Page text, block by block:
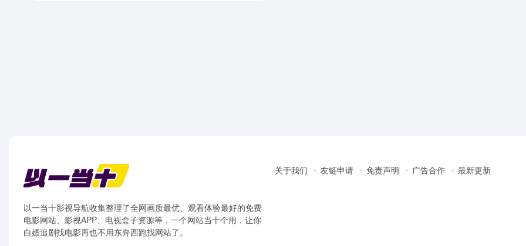
以一当十影视导航收集整理了全网画质最优、观看体验最好的免费
电影网站、影视APP、电视盒子资源等，一个网站当十个用，让你
白嫖追剧找电影再也不用东奔西跑找网站了。
关于我们 友链申请 免责声明 广告合作 最新更新